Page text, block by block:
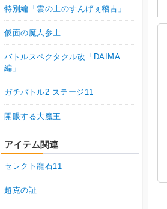
特別編「雲の上のすんげぇ稽古」
仮面の魔人参上
バトルスペクタクル改「DAIMA
編」
ガチバトル2 ステージ11
開眼する大魔王
アイテム関連
セレクト龍石11
超克の証